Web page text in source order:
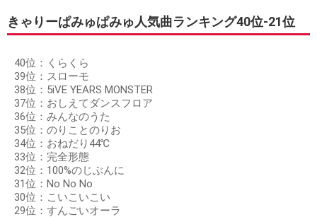
きゃりーぱみゅぱみゅ人気曲ランキング40位‐21位
40位：くらくら
39位：スローモ
38位：5iVE YEARS MONSTER
37位：おしえてダンスフロア
36位：みんなのうた
35位：のりことのりお
34位：おねだり44℃
33位：完全形態
32位：100%のじぶんに
31位：No No No
30位：こいこいこい
29位：すんごいオーラ